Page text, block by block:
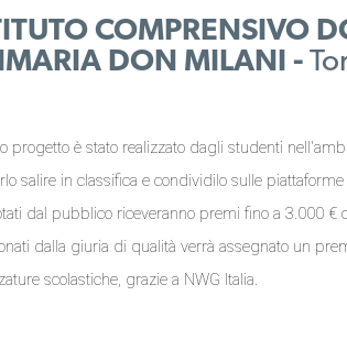
COMPRENSIVO
DON MILANI -
progetto è stato realizzato dagli studenti
salire in classifica e condividilo sulle
dal pubblico riceveranno premi fino a 3.000 €
dalla giuria di qualità verrà assegnato un
scolastiche, grazie a NWG Italia.